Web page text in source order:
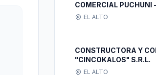
COMERCIAL PUCHUNI
EL ALTO
CONSTRUCTORA Y
"CINCOKALOS" S.R.L.
EL ALTO